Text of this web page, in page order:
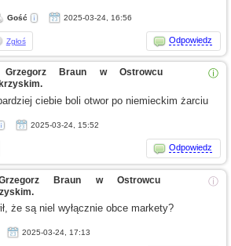
Gość 2025-03-24, 16:56
Zgłoś Odpowiedz
ⓘ
Grzegorz Braun w Ostrowcu
ciebie boli otwor po niemieckim żarciu
2025-03-24, 15:52
Odpowiedz
ⓘ
Braun w Ostrowcu
że są niel wyłącznie obce markety?
2025-03-24, 17:13